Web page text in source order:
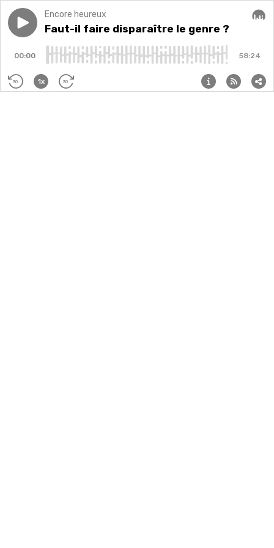
Play episodeFaut-il faire disparaître le genre ?
Encore heureux
Faut-il faire disparaître le genre ?
00:00 58:24
30 1x 30